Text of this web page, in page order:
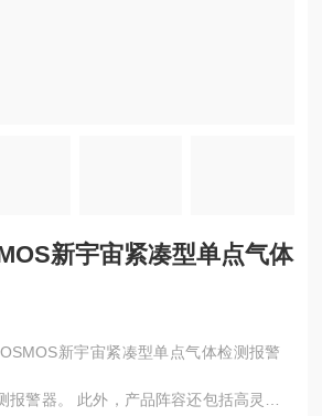
新宇宙紧凑型单点气体
新宇宙紧凑型单点气体检测报警
报警器。 此外，产品阵容还包括高灵敏